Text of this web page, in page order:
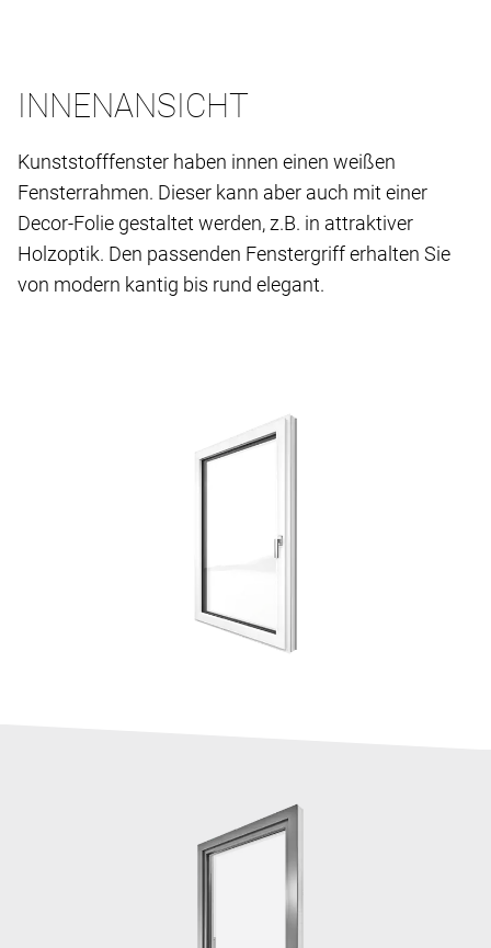
INNENANSICHT
Kunststofffenster haben innen einen weißen
Fensterrahmen. Dieser kann aber auch mit einer
Decor-Folie gestaltet werden, z.B. in attraktiver
Holzoptik. Den passenden Fenstergriff erhalten Sie
von modern kantig bis rund elegant.